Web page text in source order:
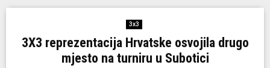
3x3
3X3 reprezentacija Hrvatske osvojila drugo
mjesto na turniru u Subotici